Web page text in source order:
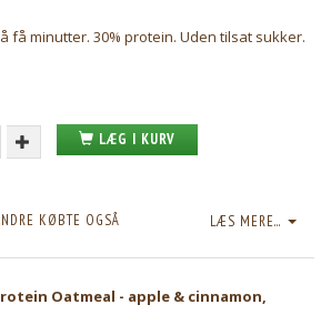
få minutter. 30% protein. Uden tilsat sukker.
LÆG I KURV
LÆS MERE...
KØBTE OGSÅ
Oatmeal - apple & cinnamon,